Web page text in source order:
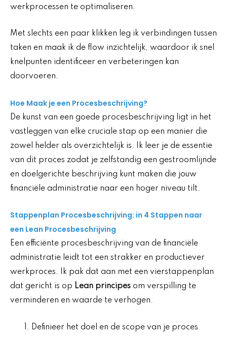
werkprocessen te optimaliseren.
Met slechts een paar klikken leg ik verbindingen tussen
taken en maak ik de flow inzichtelijk, waardoor ik snel
knelpunten identificeer en verbeteringen kan
doorvoeren.
Hoe Maak je een Procesbeschrijving?
De kunst van een goede procesbeschrijving ligt in het
vastleggen van elke cruciale stap op een manier die
zowel helder als overzichtelijk is. Ik leer je de essentie
van dit proces zodat je zelfstandig een gestroomlijnde
en doelgerichte beschrijving kunt maken die jouw
financiële administratie naar een hoger niveau tilt.
Stappenplan Procesbeschrijving: in 4 Stappen naar
een Lean Procesbeschrijving
Een efficiënte procesbeschrijving van de financiële
administratie leidt tot een strakker en productiever
werkproces. Ik pak dat aan met een vierstappenplan
dat gericht is op Lean principes om verspilling te
verminderen en waarde te verhogen.
Definieer het doel en de scope van je proces